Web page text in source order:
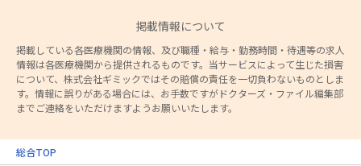
掲載情報について
掲載している各医療機関の情報、及び職種・給与・勤務時間・待遇等の求人
情報は各医療機関から提供されるものです。当サービスによって生じた損害
について、株式会社ギミックではその賠償の責任を一切負わないものとしま
す。情報に誤りがある場合には、お手数ですがドクターズ・ファイル編集部
までご連絡をいただけますようお願いいたします。
総合TOP